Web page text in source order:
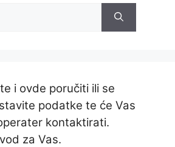
i ovde poručiti ili se
podatke te će Vas
kontaktirati.
za Vas.